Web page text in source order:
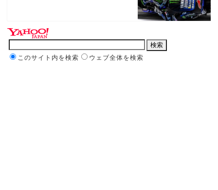
このサイト内を検索 ウェブ全体を検索